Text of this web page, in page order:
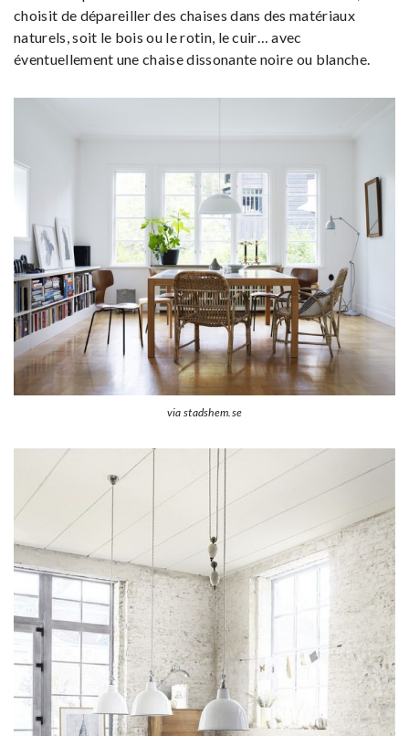
choisit de dépareiller des chaises dans des matériaux
naturels, soit le bois ou le rotin, le cuir… avec
éventuellement une chaise dissonante noire ou blanche.
via stadshem.se